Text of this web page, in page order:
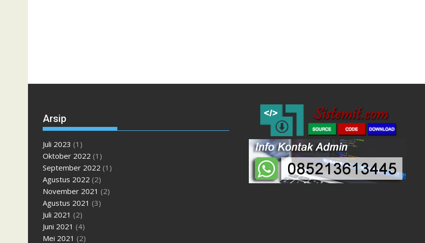
Arsip
Juli 2023 (1)
Oktober 2022 (1)
September 2022 (1)
Agustus 2022 (2)
November 2021 (2)
Agustus 2021 (3)
Juli 2021 (2)
Juni 2021 (4)
Mei 2021 (2)